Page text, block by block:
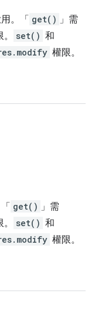
。「 get() 」需
set() 和
權限。
get() 」需
set() 和
權限。